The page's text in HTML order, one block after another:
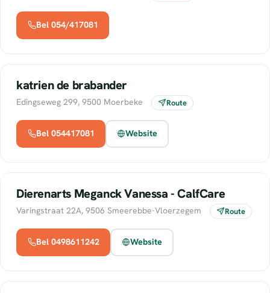
Bel 054/417081
katrien de brabander
Edingseweg 299, 9500 Moerbeke Route
Bel 054417081 Website
Dierenarts Meganck Vanessa - CalfCare
Varingstraat 22A, 9506 Smeerebbe-Vloerzegem Route
Bel 0498611242 Website